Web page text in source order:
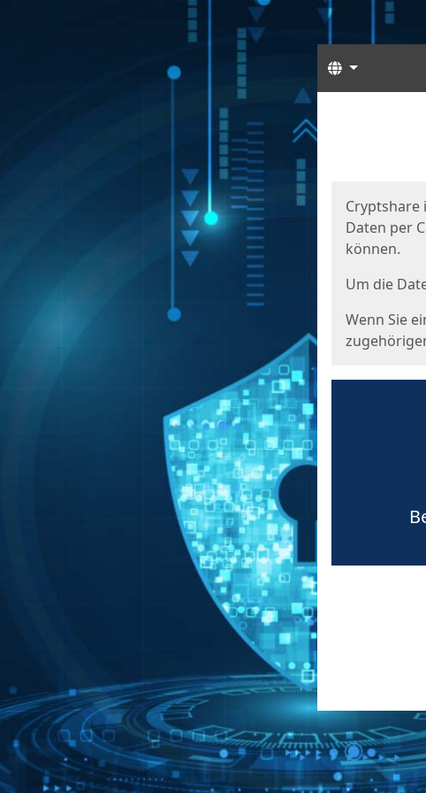
Sprachen
Cryptshare
Daten per
können.
Um die
Wenn Sie